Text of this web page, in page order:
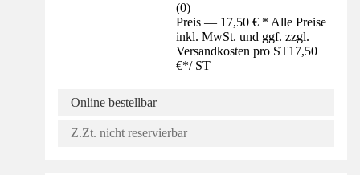
(0)
Preis — 17,50 € * Alle Preise
inkl. MwSt. und ggf. zzgl.
Versandkosten pro ST17,50
€*/ ST
Online bestellbar
Z.Zt. nicht reservierbar